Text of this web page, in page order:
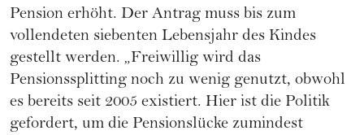
Pension erhöht. Der Antrag muss bis zum
vollendeten siebenten Lebensjahr des Kindes
gestellt werden. „Freiwillig wird das
Pensionssplitting noch zu wenig genutzt, obwohl
es bereits seit 2005 existiert. Hier ist die Politik
gefordert, um die Pensionslücke zumindest